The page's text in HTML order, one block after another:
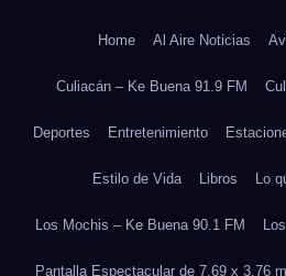
Home Al Aire Noticias
Culiacán – Ke Buena 91.9 FM
Deportes Entretenimiento
Estilo de Vida Libros Lo
Los Mochis – Ke Buena 90.1 FM
Pantalla Espectacular de 7.69 x 3.76